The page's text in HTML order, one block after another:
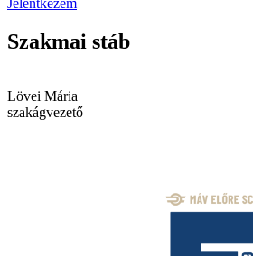
Szakmai stáb
Lövei Mária
szakágvezető